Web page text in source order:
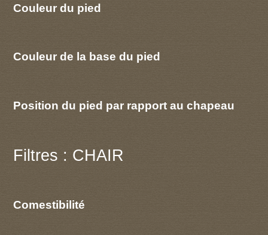
Couleur du pied
Couleur de la base du pied
Position du pied par rapport au chapeau
Filtres : CHAIR
Comestibilité